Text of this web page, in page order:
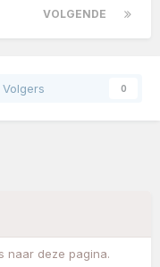
VOLGENDE
Volgers 0
naar deze pagina.